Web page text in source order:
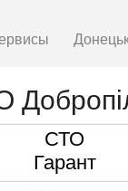
СТО
Гарант